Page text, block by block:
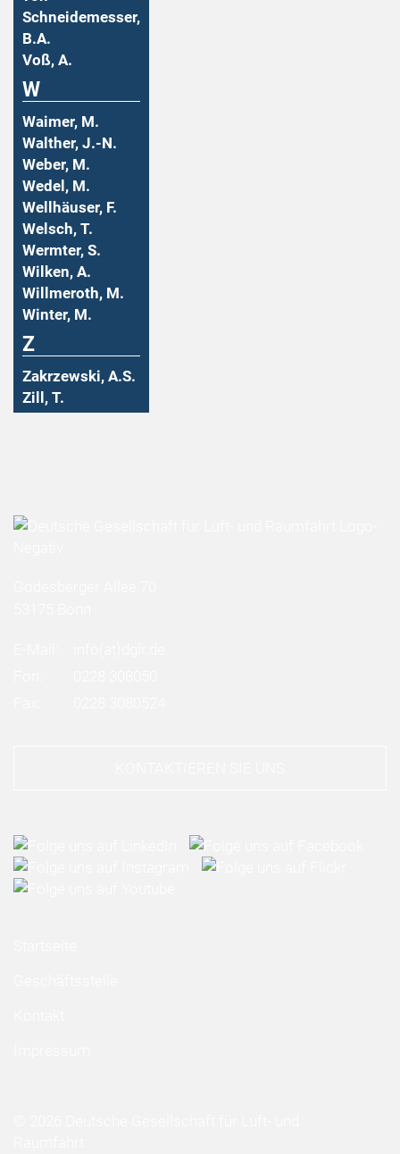
Schneidemesser,
B.A.
Voß, A.
W
Waimer, M.
Walther, J.-N.
Weber, M.
Wedel, M.
Wellhäuser, F.
Welsch, T.
Wermter, S.
Wilken, A.
Willmeroth, M.
Winter, M.
Z
Zakrzewski, A.S.
Zill, T.